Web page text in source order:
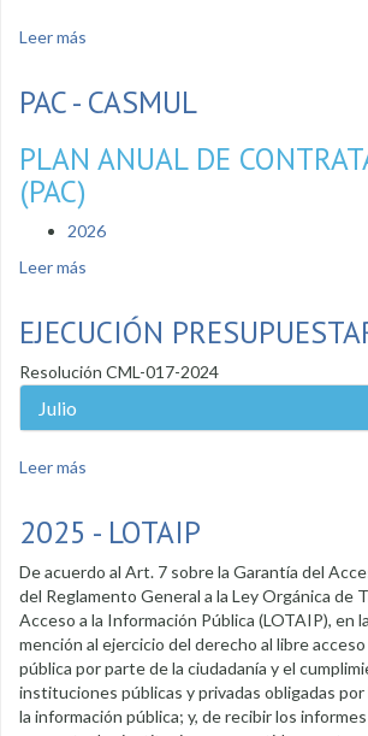
Leer más
PAC - CASMUL
PLAN ANUAL DE
(PAC)
2026
Leer más
EJECUCIÓN
Resolución CML-017-2024
Julio
Leer más
2025 - LOTAIP
De acuerdo al Art. 7 sobre la Garantía del
del Reglamento General a la Ley Orgánica de
Acceso a la Información Pública (LOTAIP), en
mención al ejercicio del derecho al libre
pública por parte de la ciudadanía y el
instituciones públicas y privadas obligadas
la información pública; y, de recibir los